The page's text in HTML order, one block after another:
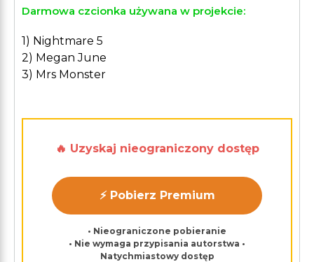
Darmowa czcionka używana w projekcie:
1) Nightmare 5
2) Megan June
3) Mrs Monster
🔥 Uzyskaj nieograniczony dostęp
⚡ Pobierz Premium
• Nieograniczone pobieranie
• Nie wymaga przypisania autorstwa •
Natychmiastowy dostęp